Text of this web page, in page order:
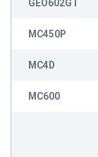
GEO602GT
MC450P
MC4D
MC600